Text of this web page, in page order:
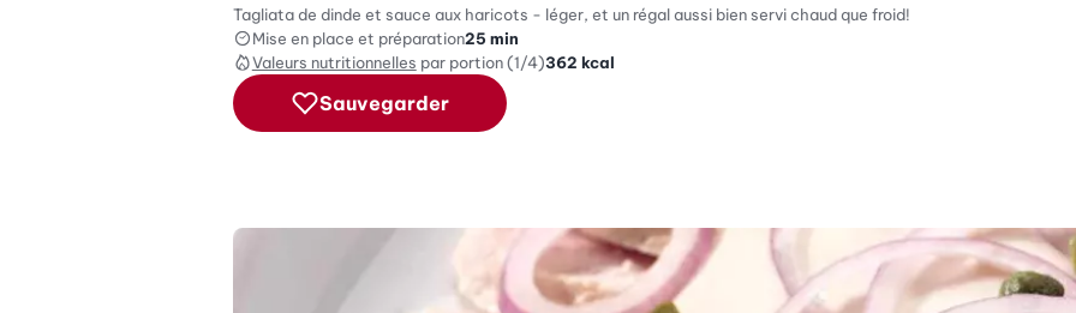
Tagliata de dinde et sauce aux haricots - léger, et un régal aussi bien servi chaud que froid!
Mise en place et préparation25 min
Valeurs nutritionnelles par portion (1/4)362 kcal
Sauvegarder